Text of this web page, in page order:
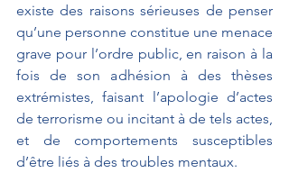
existe des raisons sérieuses de penser
qu’une personne constitue une menace
grave pour l’ordre public, en raison à la
fois de son adhésion à des thèses
extrémistes, faisant l’apologie d’actes
de terrorisme ou incitant à de tels actes,
et de comportements susceptibles
d’être liés à des troubles mentaux.